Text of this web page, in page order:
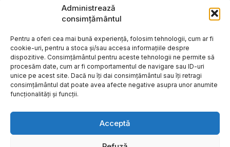
Administrează
consimțământul
Pentru a oferi cea mai bună experiență, folosim tehnologii, cum ar fi
cookie-uri, pentru a stoca și/sau accesa informațiile despre
dispozitive. Consimțământul pentru aceste tehnologii ne permite să
procesăm date, cum ar fi comportamentul de navigare sau ID-uri
unice pe acest site. Dacă nu îți dai consimțământul sau îți retragi
consimțământul dat poate avea afecte negative asupra unor anumite
funcționalități și funcții.
Acceptă
info@remorci-platforme.ro
0786.720.706
0786.720.707
0786.720.708